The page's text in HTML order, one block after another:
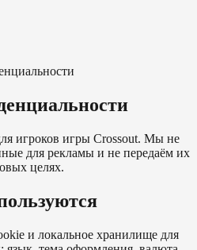
игроков игры Crossout. Мы не
для рекламы и не передаём их
целях.
и локальное хранилище для